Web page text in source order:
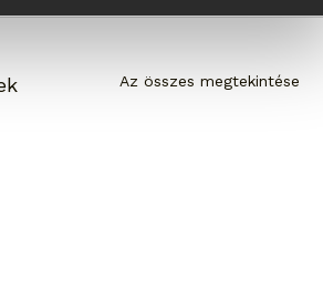
Az összes megtekintése